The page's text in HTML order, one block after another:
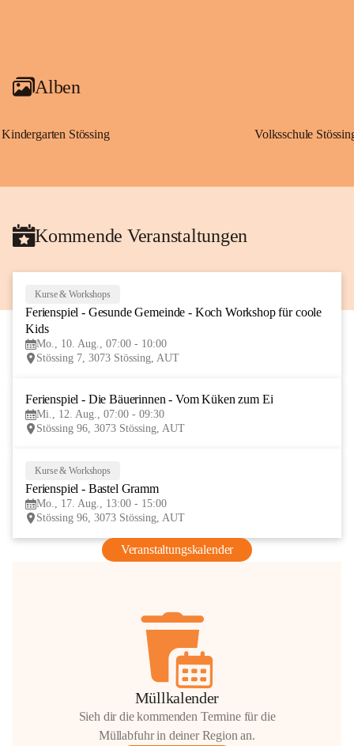
Alben
Kindergarten Stössing Volksschule
Kommende Veranstaltungen
AUG
Kurse & Workshops
Ferienspiel - Gesunde Gemeinde - Koch Workshop für coole
Kids
Mo., 10. Aug., 07:00 - 10:00
Stössing 7, 3073 Stössing, AUT
Ferienspiel - Die Bäuerinnen - Vom Küken zum Ei
Mi., 12. Aug., 07:00 - 09:30
Stössing 96, 3073 Stössing, AUT
Kurse & Workshops
Ferienspiel - Bastel Gramm
Mo., 17. Aug., 13:00 - 15:00
Stössing 96, 3073 Stössing, AUT
Veranstaltungskalender
Müllkalender
Sieh dir die kommenden Termine für die
Müllabfuhr in deiner Region an.